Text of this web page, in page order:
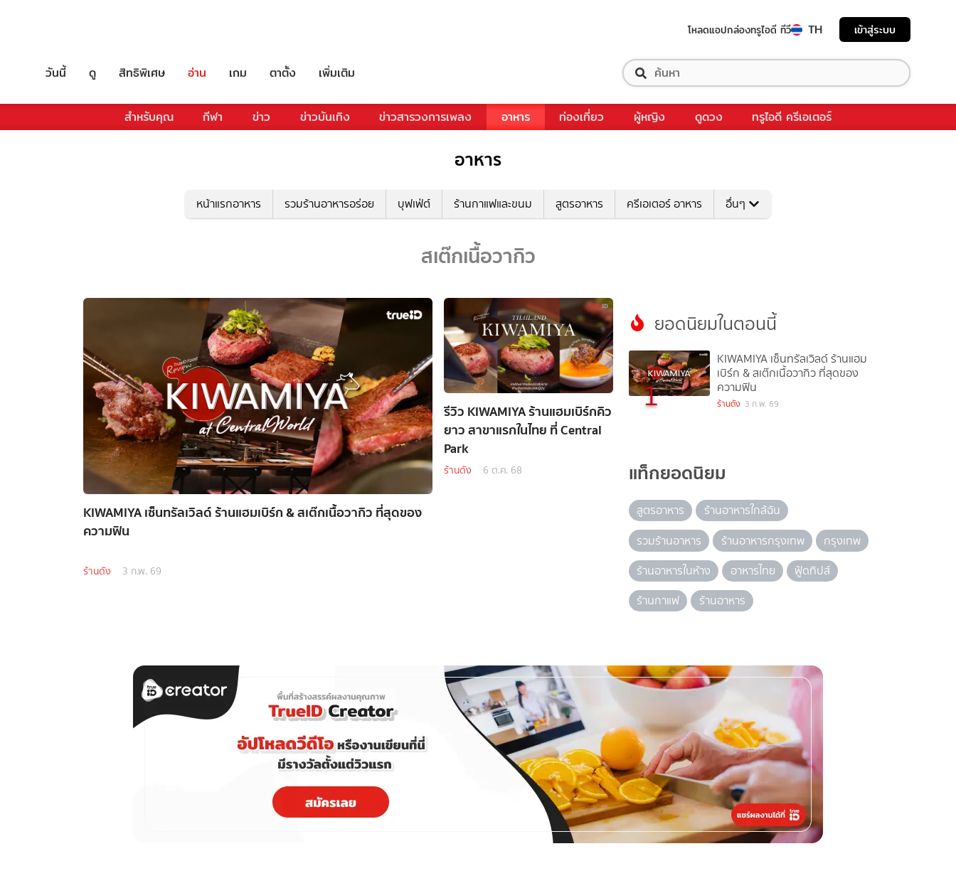
โหลดแอปกล่องทรูไอดี ทีวี TH เข้าสู่ระบบ
วันนี้ ดู สิทธิพิเศษ อ่าน เกม ตาตั้ง เพิ่มเติม
สำหรับคุณ กีฬา ข่าว ข่าวบันเทิง ข่าวสารวงการเพลง อาหาร ท่องเที่ยว ผู้หญิง ดูดวง ทรูไอดี ครีเอเตอร์
อาหาร
หน้าแรกอาหาร รวมร้านอาหารอร่อย บุฟเฟ่ต์ ร้านกาแฟและขนม สูตรอาหาร ครีเอเตอร์ อาหาร อื่นๆ
สเต๊กเนื้อวากิว
KIWAMIYA เซ็นทรัลเวิลด์ ร้านแฮมเบิร์ก & สเต๊กเนื้อวากิว ที่สุดของ
ความฟิน
ร้านดัง 3 ก.พ. 69
รีวิว KIWAMIYA ร้านแฮมเบิร์กคิว
ยาว สาขาแรกในไทย ที่ Central
Park
ร้านดัง 6 ต.ค. 68
ยอดนิยมในตอนนี้
1
KIWAMIYA เซ็นทรัลเวิลด์ ร้านแฮม
เบิร์ก & สเต๊กเนื้อวากิว ที่สุดของ
ความฟิน
ร้านดัง 3 ก.พ. 69
แท็กยอดนิยม
สูตรอาหาร
ร้านอาหารใกล้ฉัน
รวมร้านอาหาร
ร้านอาหารกรุงเทพ
กรุงเทพ
ร้านอาหารในห้าง
อาหารไทย
ฟู้ดทิปส์
ร้านกาแฟ
ร้านอาหาร